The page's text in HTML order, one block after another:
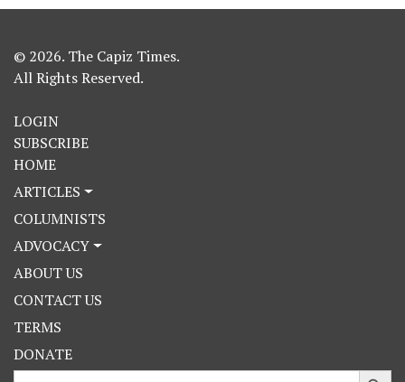
© 2026. The Capiz Times.
All Rights Reserved.
LOGIN
SUBSCRIBE
HOME
ARTICLES
COLUMNISTS
ADVOCACY
ABOUT US
CONTACT US
TERMS
DONATE
Search
Search Button